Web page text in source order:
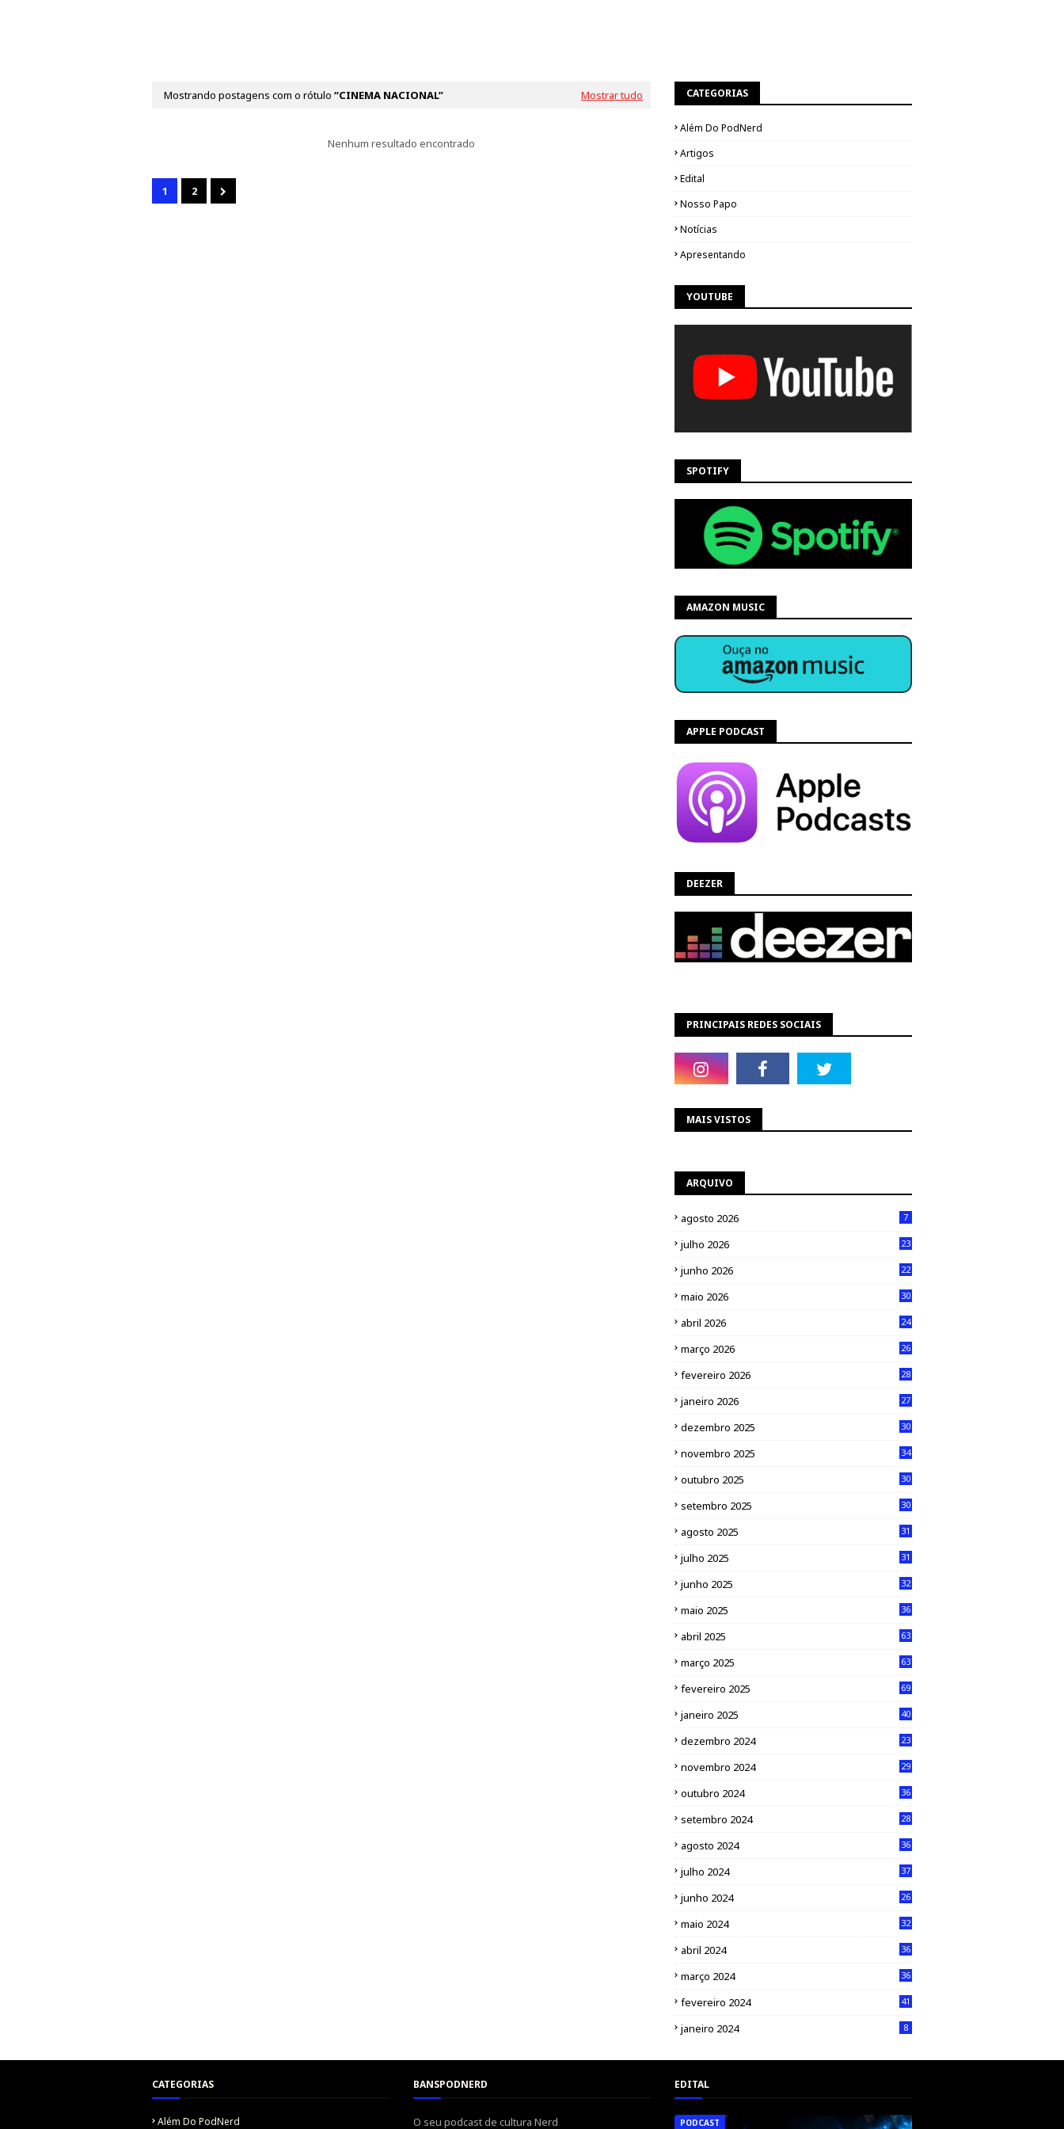
Mostrando postagens com o rótulo CINEMA NACIONAL Mostrar tudo
Nenhum resultado encontrado
1 2
CATEGORIAS
Além Do PodNerd
Artigos
Edital
Nosso Papo
Notícias
Apresentando
YOUTUBE
SPOTIFY
AMAZON MUSIC
APPLE PODCAST
DEEZER
PRINCIPAIS REDES SOCIAIS
MAIS VISTOS
ARQUIVO
agosto 2026 7
julho 2026 23
junho 2026 22
maio 2026 30
abril 2026 24
março 2026 26
fevereiro 2026 28
janeiro 2026 27
dezembro 2025 30
novembro 2025 34
outubro 2025 30
setembro 2025 30
agosto 2025 31
julho 2025 31
junho 2025 32
maio 2025 36
abril 2025 63
março 2025 63
fevereiro 2025 69
janeiro 2025 40
dezembro 2024 23
novembro 2024 29
outubro 2024 36
setembro 2024 28
agosto 2024 36
julho 2024 37
junho 2024 26
maio 2024 32
abril 2024 36
março 2024 36
fevereiro 2024 41
janeiro 2024 8
CATEGORIAS
Além Do PodNerd
BANSPODNERD
O seu podcast de cultura Nerd
EDITAL
PODCAST